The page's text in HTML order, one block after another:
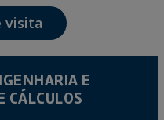
shall be treated with the utmost
provided for the General
so under your sole responsibility.
access, rectification, cancellation
Data Protection Regulation
visita
E
CÁLCULOS